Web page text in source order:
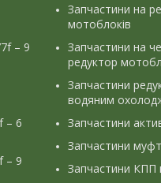
– 9
– 6
– 9
Запчастини на
мотоблоків
Запчастини на
редуктор
Запчастини
водяним
Запчастини
Запчастини
Запчастини КПП